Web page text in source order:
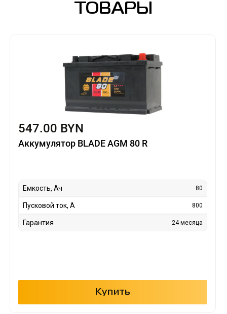
ТОВАРЫ
547.00 BYN
Аккумулятор BLADE AGM 80 R
Емкость, Ач 80
Пусковой ток, А 800
Гарантия 24 месяца
Купить